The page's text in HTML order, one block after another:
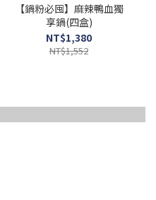
【鍋粉必囤】麻辣鴨血獨
享鍋(四盒)
NT$1,380
NT$1,552
Title